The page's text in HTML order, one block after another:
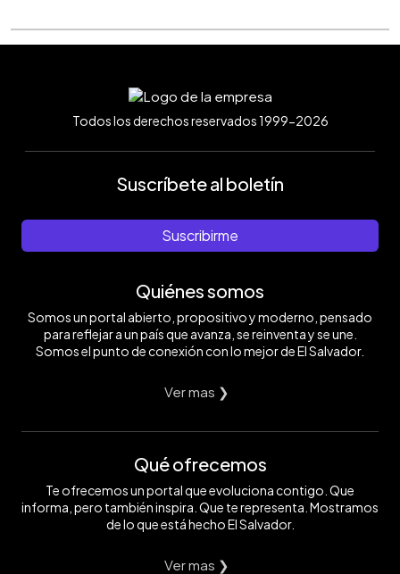
Todos los derechos reservados 1999-2026
Suscríbete al boletín
Suscribirme
Quiénes somos
Somos un portal abierto, propositivo y moderno, pensado
para reflejar a un país que avanza, se reinventa y se une.
Somos el punto de conexión con lo mejor de El Salvador.
Ver mas ❯
Qué ofrecemos
Te ofrecemos un portal que evoluciona contigo. Que
informa, pero también inspira. Que te representa. Mostramos
de lo que está hecho El Salvador.
Ver mas ❯